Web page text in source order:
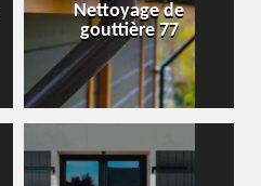
Nettoyage de
gouttière 77